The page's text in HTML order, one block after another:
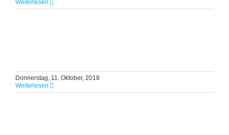
Weiterlesen
Donnerstag, 11. Oktober, 2018
Weiterlesen